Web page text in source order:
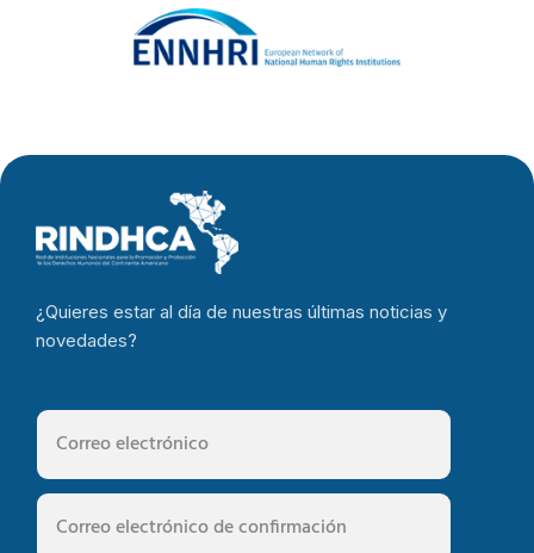
¿Quieres estar al día de nuestras últimas noticias y
novedades?